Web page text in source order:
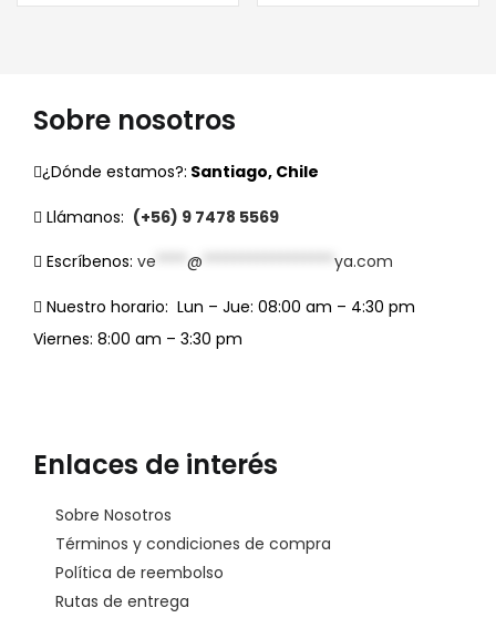
Sobre nosotros
¿Dónde estamos?: Santiago, Chile
Llámanos: (+56) 9 7478 5569
Escríbenos: ve @ ya.com
Nuestro horario: Lun – Jue: 08:00 am – 4:30 pm
Viernes: 8:00 am – 3:30 pm
Enlaces de interés
Sobre Nosotros
Términos y condiciones de compra
Política de reembolso
Rutas de entrega